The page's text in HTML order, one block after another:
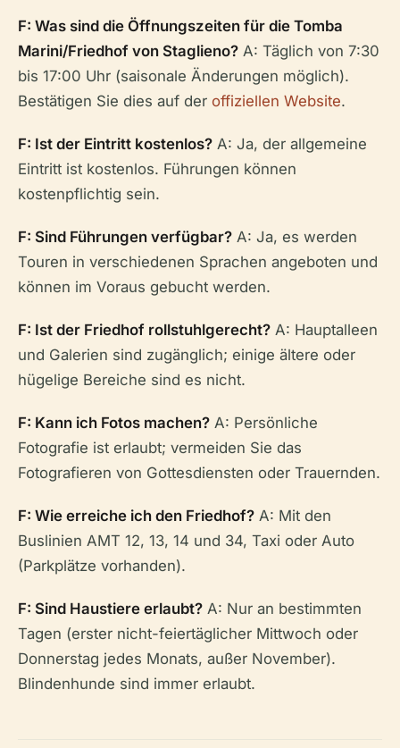
F: Was sind die Öffnungszeiten für die Tomba
Marini/Friedhof von Staglieno? A: Täglich von 7:30
bis 17:00 Uhr (saisonale Änderungen möglich).
Bestätigen Sie dies auf der offiziellen Website.
F: Ist der Eintritt kostenlos? A: Ja, der allgemeine
Eintritt ist kostenlos. Führungen können
kostenpflichtig sein.
F: Sind Führungen verfügbar? A: Ja, es werden
Touren in verschiedenen Sprachen angeboten und
können im Voraus gebucht werden.
F: Ist der Friedhof rollstuhlgerecht? A: Hauptalleen
und Galerien sind zugänglich; einige ältere oder
hügelige Bereiche sind es nicht.
F: Kann ich Fotos machen? A: Persönliche
Fotografie ist erlaubt; vermeiden Sie das
Fotografieren von Gottesdiensten oder Trauernden.
F: Wie erreiche ich den Friedhof? A: Mit den
Buslinien AMT 12, 13, 14 und 34, Taxi oder Auto
(Parkplätze vorhanden).
F: Sind Haustiere erlaubt? A: Nur an bestimmten
Tagen (erster nicht-feiertäglicher Mittwoch oder
Donnerstag jedes Monats, außer November).
Blindenhunde sind immer erlaubt.